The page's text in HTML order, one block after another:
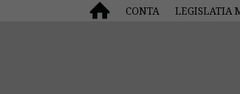
CONTA LEGISLATIA